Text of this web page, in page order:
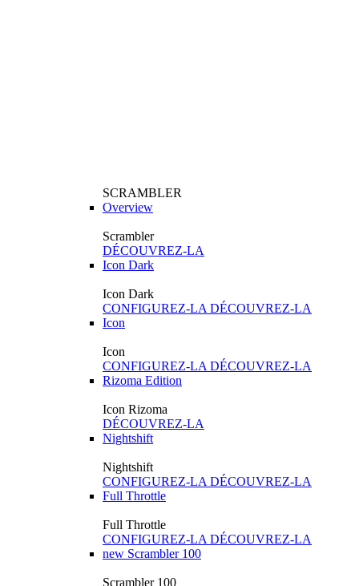
SCRAMBLER
Overview
Scrambler
DÉCOUVREZ-LA
Icon Dark
Icon Dark
CONFIGUREZ-LA DÉCOUVREZ-LA
Icon
Icon
CONFIGUREZ-LA DÉCOUVREZ-LA
Rizoma Edition
Icon Rizoma
DÉCOUVREZ-LA
Nightshift
Nightshift
CONFIGUREZ-LA DÉCOUVREZ-LA
Full Throttle
Full Throttle
CONFIGUREZ-LA DÉCOUVREZ-LA
new Scrambler 100
Scrambler 100